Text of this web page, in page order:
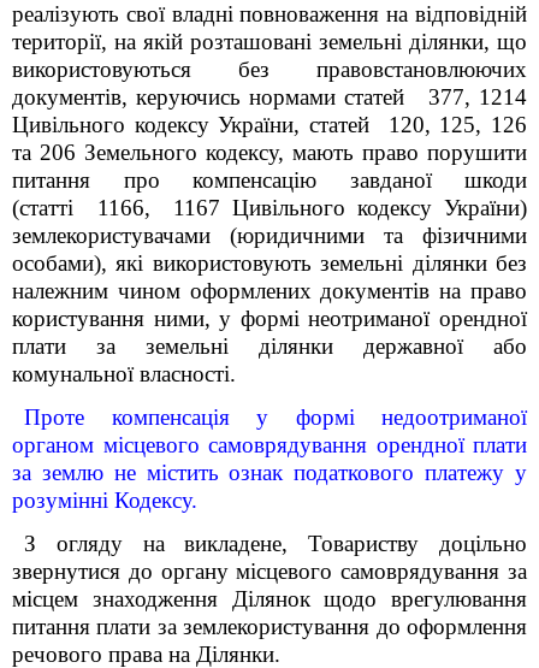
реалізують свої владні повноваження на відповідній
території, на якій розташовані земельні ділянки, що
використовуються без правовстановлюючих
документів, керуючись нормами статей 377, 1214
Цивільного кодексу України, статей 120, 125, 126
та 206 Земельного кодексу, мають право порушити
питання про компенсацію завданої шкоди
(статті 1166, 1167 Цивільного кодексу України)
землекористувачами (юридичними та фізичними
особами), які використовують земельні ділянки без
належним чином оформлених документів на право
користування ними, у формі неотриманої орендної
плати за земельні ділянки державної або
комунальної власності.
Проте компенсація у формі недоотриманої
органом місцевого самоврядування орендної плати
за землю не містить ознак податкового платежу у
розумінні Кодексу.
З огляду на викладене, Товариству доцільно
звернутися до органу місцевого самоврядування за
місцем знаходження Ділянок щодо врегулювання
питання плати за землекористування до оформлення
речового права на Ділянки.